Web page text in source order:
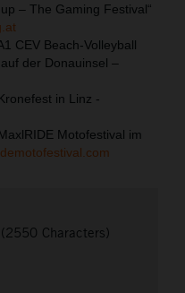
– The Gaming Festival“
CEV Beach-Volleyball
der Donauinsel –
in Linz -
Motofestival im
Characters)